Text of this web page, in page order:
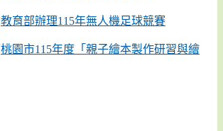
教育部辦理115年無人機足球競賽
桃園市115年度「親子繪本製作研習與繪